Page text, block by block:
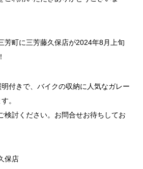
芳町に三芳藤久保店が2024年8月上旬
付きで、バイクの収納に人気なガレー
。
検討ください。お問合せお待ちしてお
保店